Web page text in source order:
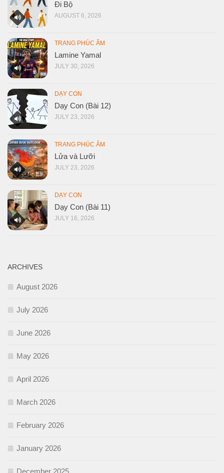
Đi Bộ
AUGUST 6, 2026
TRANG PHÚC ÂM
Lamine Yamal
JULY 30, 2026
DẠY CON
Dạy Con (Bài 12)
JULY 23, 2026
TRANG PHÚC ÂM
Lửa và Lưỡi
JULY 23, 2026
DẠY CON
Dạy Con (Bài 11)
JULY 16, 2026
ARCHIVES
August 2026
July 2026
June 2026
May 2026
April 2026
March 2026
February 2026
January 2026
December 2025